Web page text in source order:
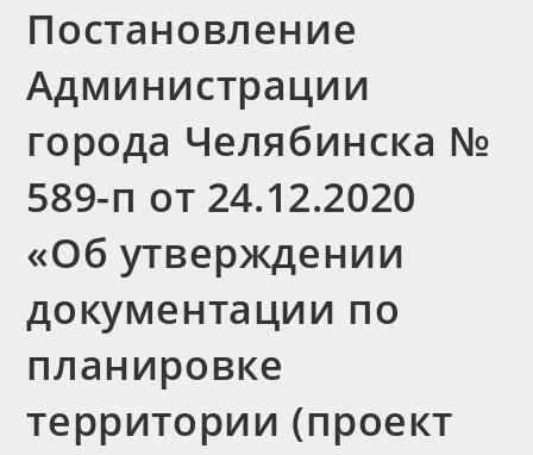
Постановление
Администрации
города Челябинска №
589-п от 24.12.2020
«Об утверждении
документации по
планировке
территории (проект